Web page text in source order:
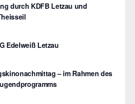
durch KDFB Letzau und
Edelweiß Letzau
– im Rahmen des